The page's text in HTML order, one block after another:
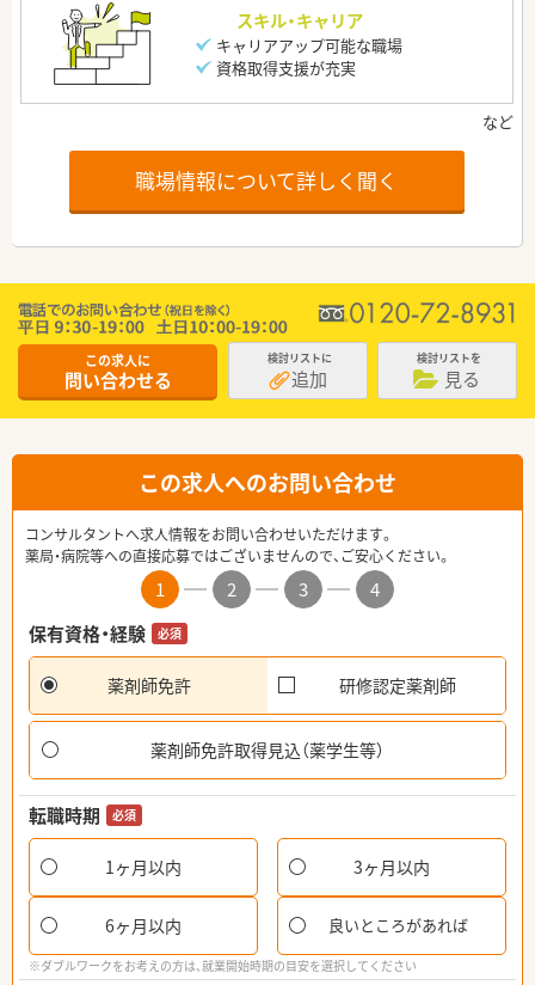
スキル・キャリア
キャリアアップ可能な職場
資格取得支援が充実
職場情報について詳しく聞く
この求人に
問い合わせる
検討リストに
追加
検討リストを
見る
この求人へのお問い合わせ
コンサルタントへ求人情報をお問い合わせいただけます。
薬局・病院等への直接応募ではございませんので、ご安心ください。
1 2 3
4
保有資格・経験
必須
薬剤師免許 研修認定薬剤師
薬剤師免許取得見込（薬学生等）
転職時期 必須
1ヶ月以内 3ヶ月以内
6ヶ月以内 良いところがあれば
※ダブルワークをお考えの方は、就業開始時期の目安を選択してください